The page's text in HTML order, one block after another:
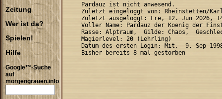
Zeitung
Wer ist da?
Spielen!
Hilfe
Google™-Suche
auf
morgengrauen.info
Pardauz ist nicht anwesend.
Zuletzt eingeloggt von: Rheinstetten/
Zuletzt ausgeloggt: Fre, 12. Jun 2026,
Voller Name: Pardauz der Koenig der
Rasse: Alptraum,  Gilde: Chaos,
Magierlevel: 20 (Lehrling)
Datum des ersten Login: Mit,  9. Sep